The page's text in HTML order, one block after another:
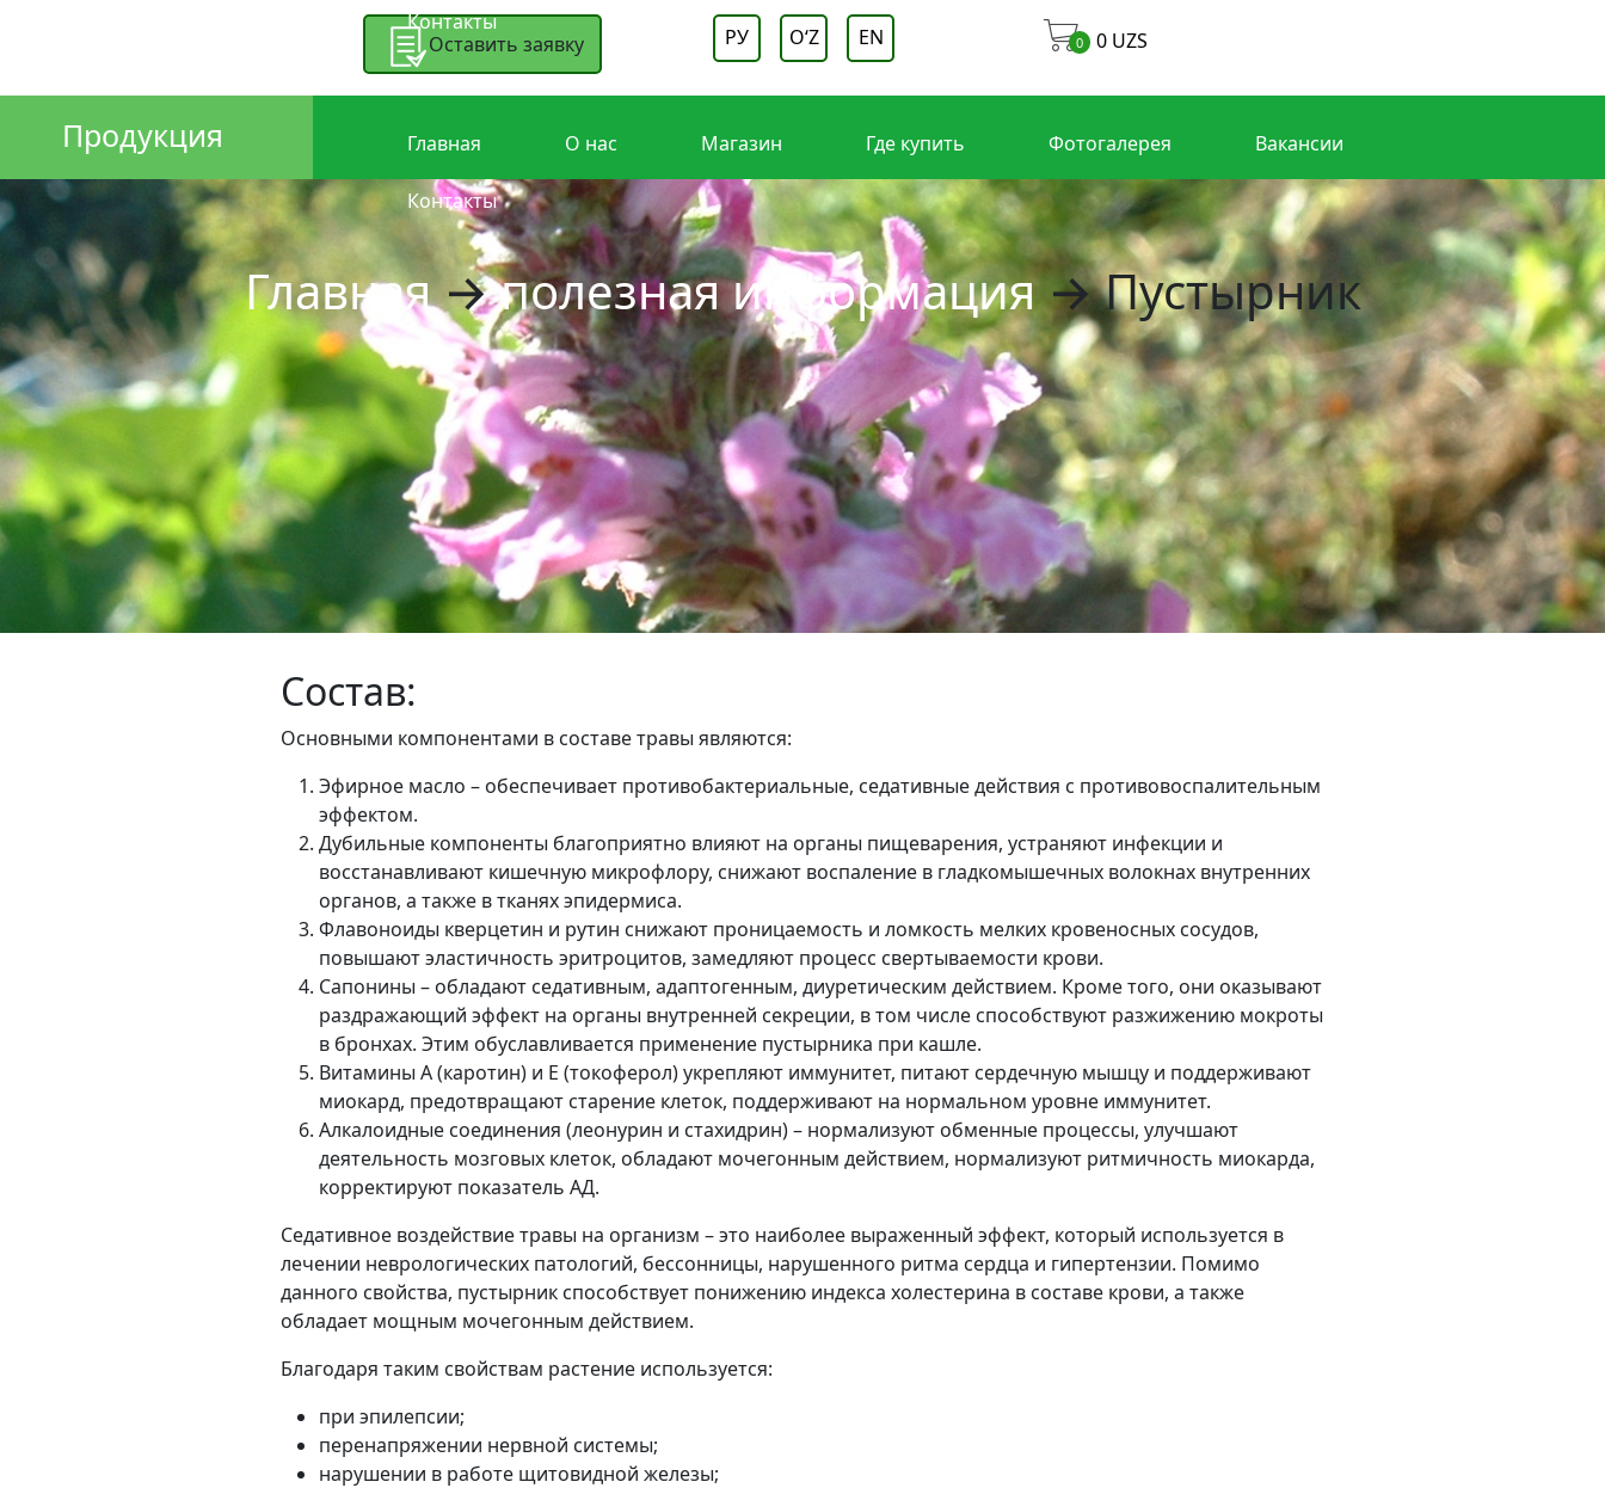
Контакты
Оставить заявку
РУ OʻZ EN 0 0 UZS
Продукция Главная О нас Магазин Где купить Фотогалерея Вакансии
Контакты
Главная→полезная информация→ Пустырник
Состав:
Основными компонентами в составе травы являются:
Эфирное масло – обеспечивает противобактериальные, седативные действия с противовоспалительным
эффектом.
Дубильные компоненты благоприятно влияют на органы пищеварения, устраняют инфекции и
восстанавливают кишечную микрофлору, снижают воспаление в гладкомышечных волокнах внутренних
органов, а также в тканях эпидермиса.
Флавоноиды кверцетин и рутин снижают проницаемость и ломкость мелких кровеносных сосудов,
повышают эластичность эритроцитов, замедляют процесс свертываемости крови.
Сапонины – обладают седативным, адаптогенным, диуретическим действием. Кроме того, они оказывают
раздражающий эффект на органы внутренней секреции, в том числе способствуют разжижению мокроты
в бронхах. Этим обуславливается применение пустырника при кашле.
Витамины А (каротин) и Е (токоферол) укрепляют иммунитет, питают сердечную мышцу и поддерживают
миокард, предотвращают старение клеток, поддерживают на нормальном уровне иммунитет.
Алкалоидные соединения (леонурин и стахидрин) – нормализуют обменные процессы, улучшают
деятельность мозговых клеток, обладают мочегонным действием, нормализуют ритмичность миокарда,
корректируют показатель АД.
Седативное воздействие травы на организм – это наиболее выраженный эффект, который используется в
лечении неврологических патологий, бессонницы, нарушенного ритма сердца и гипертензии. Помимо
данного свойства, пустырник способствует понижению индекса холестерина в составе крови, а также
обладает мощным мочегонным действием.
Благодаря таким свойствам растение используется:
при эпилепсии;
перенапряжении нервной системы;
нарушении в работе щитовидной железы;